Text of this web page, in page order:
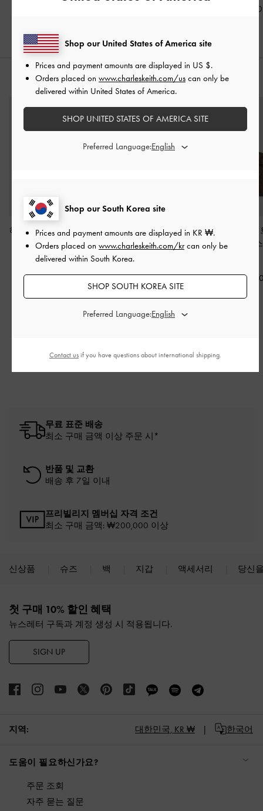
₩95,900
스타일링 팁
헤이즐 보우 탑 핸들 백
-크림
₩99,900
클레오 메탈릭 퀼티드
카드 홀더 -실버
₩35,900
빅토리아 벨트
즈 토트백
디
관련 카테고리
힐드 뮬
뮬
무료 표준 배송
최소 구매 금액 이상 주문 시*
반품 및 교환
배송 후 7일 이내
프리빌리지 멤버십 자격 조건
최소 구매 금액: ₩200,000 이상
신상품 슈즈 백 지갑 액세서리 당신
첫 구매 10% 할인 혜택
뉴스레터 구독과 계정 생성 시 적용됩니다.
SIGN UP
지역: 대한민국, KR ₩ 한국어
도움이 필요하신가요?
주문 조회
자주 묻는 질문
Shop our South Korea site
Prices and payment amounts are displayed in KR ₩.
Orders placed on www.charleskeith.com/krcan only be
delivered within South Korea.
SHOP SOUTH KOREA SITE
Preferred Language:
Shop our United States of America site
Prices and payment amounts are displayed in US $.
Orders placed on www.charleskeith.com/us can only be
delivered within United States of America.
SHOP UNITED STATES OF AMERICA SITE
Preferred Language:
Contact us if you have questions about international shipping.